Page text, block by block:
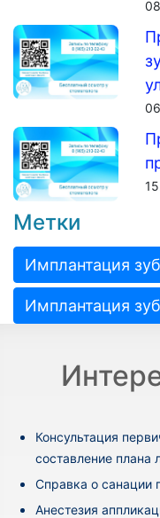
Метки
Имплантация
Имплантация
Консультация
составление плана
Cправка о санации
Анестезия